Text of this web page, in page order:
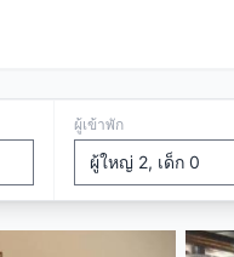
ผู้เข้าพัก